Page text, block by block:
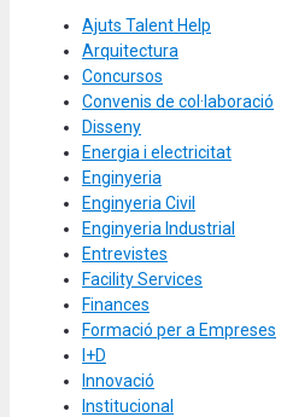
Ajuts Talent Help
Arquitectura
Concursos
Convenis de col·laboració
Disseny
Energia i electricitat
Enginyeria
Enginyeria Civil
Enginyeria Industrial
Entrevistes
Facility Services
Finances
Formació per a Empreses
I+D
Innovació
Institucional